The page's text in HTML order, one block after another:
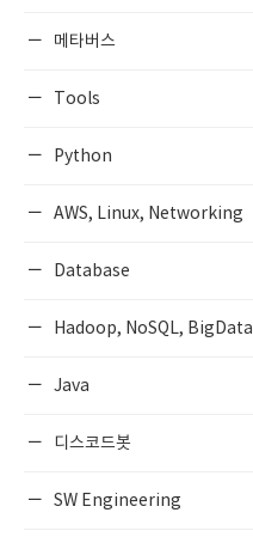
메타버스
Tools
Python
AWS, Linux, Networking
Database
Hadoop, NoSQL, BigData
Java
디스코드봇
SW Engineering